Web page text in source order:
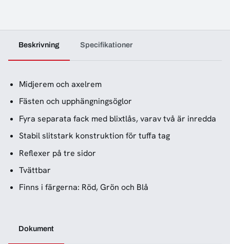
Beskrivning Specifikationer
Midjerem och axelrem
Fästen och upphängningsöglor
Fyra separata fack med blixtlås, varav två är inredda
Stabil slitstark konstruktion för tuffa tag
Reflexer på tre sidor
Tvättbar
Finns i färgerna: Röd, Grön och Blå
Dokument